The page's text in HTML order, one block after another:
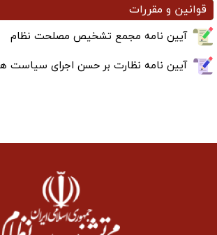
قوانین و مقررات
آیین نامه مجمع تشخیص مصلحت نظام
آیین نامه نظارت بر حسن اجرای سیاست